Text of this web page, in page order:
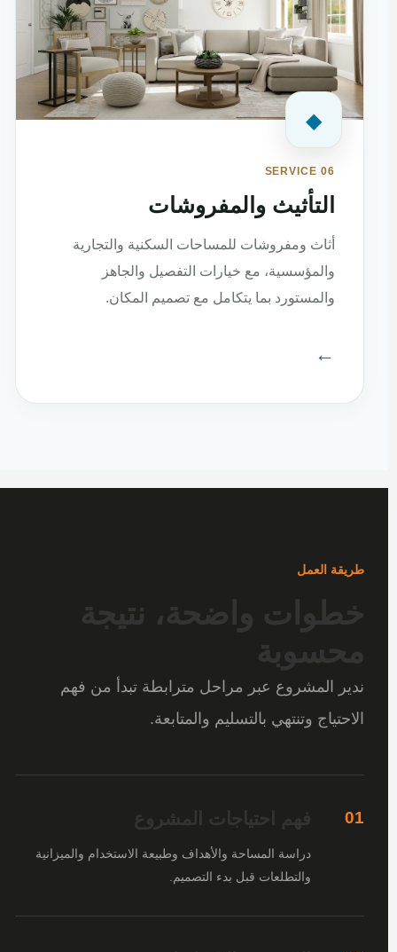
◆
SERVICE 06
التأثيث والمفروشات
أثاث ومفروشات للمساحات السكنية والتجارية
والمؤسسية، مع خيارات التفصيل والجاهز
والمستورد بما يتكامل مع تصميم المكان.
←
طريقة العمل
خطوات واضحة، نتيجة
محسوبة
ندير المشروع عبر مراحل مترابطة تبدأ من فهم
الاحتياج وتنتهي بالتسليم والمتابعة.
01 فهم احتياجات المشروع
دراسة المساحة والأهداف وطبيعة الاستخدام والميزانية
والتطلعات قبل بدء التصميم.